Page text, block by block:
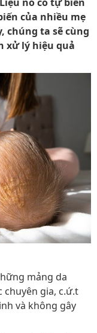
của nhiều mẹ
chúng ta sẽ cùng
xử lý hiệu quả
mảng da
chuyên gia, c.ứ.t
và không gây